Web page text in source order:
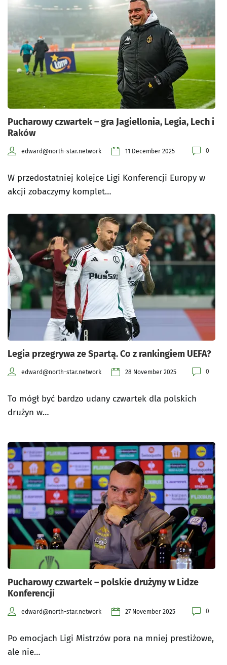
Pucharowy czwartek – gra Jagiellonia, Legia, Lech i
Raków
edward@north-star.network 11 December 2025 0
W przedostatniej kolejce Ligi Konferencji Europy w
akcji zobaczymy komplet…
Legia przegrywa ze Spartą. Co z rankingiem UEFA?
edward@north-star.network 28 November 2025 0
To mógł być bardzo udany czwartek dla polskich
drużyn w…
Pucharowy czwartek – polskie drużyny w Lidze
Konferencji
edward@north-star.network 27 November 2025 0
Po emocjach Ligi Mistrzów pora na mniej prestiżowe,
ale nie…